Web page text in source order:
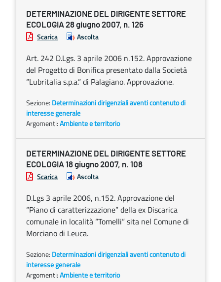
DETERMINAZIONE DEL DIRIGENTE SETTORE
ECOLOGIA 28 giugno 2007, n. 126
Scarica Ascolta
Art. 242 D.Lgs. 3 aprile 2006 n.152. Approvazione
del Progetto di Bonifica presentato dalla Società
“Lubritalia s.p.a.” di Palagiano. Approvazione.
Sezione: Determinazioni dirigenziali aventi contenuto di
interesse generale
Argomenti:Ambiente e territorio
DETERMINAZIONE DEL DIRIGENTE SETTORE
ECOLOGIA 18 giugno 2007, n. 108
Scarica Ascolta
D.Lgs 3 aprile 2006, n.152. Approvazione del
“Piano di caratterizzazione” della ex Discarica
comunale in località “Tomelli” sita nel Comune di
Morciano di Leuca.
Sezione: Determinazioni dirigenziali aventi contenuto di
interesse generale
Argomenti:Ambiente e territorio